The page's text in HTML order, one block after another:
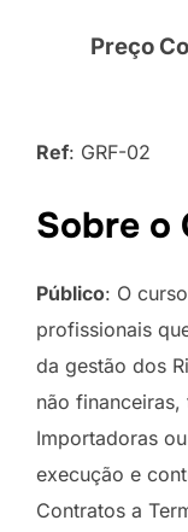
Preço
Ref: GRF-02
Sobre o
Público: O
profissionais
da gestão dos
não
Importadoras
execução e
Contratos a